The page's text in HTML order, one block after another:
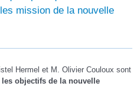
mission de la nouvelle
Hermel et M. Olivier Couloux sont
les objectifs de la nouvelle